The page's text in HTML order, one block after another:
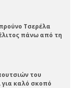
Τσερέλα
πάνω από τη
του
για καλό σκοπό